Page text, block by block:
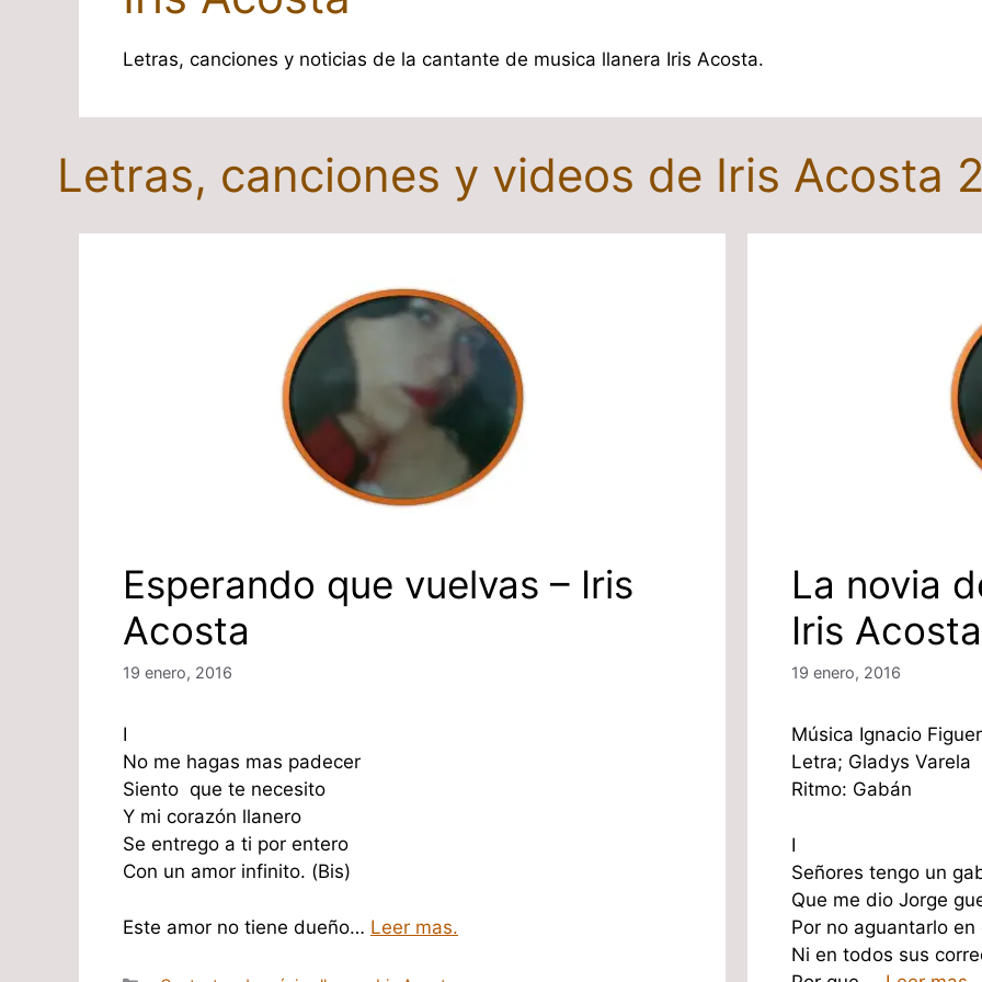
Letras, canciones y noticias de la cantante de musica llanera Iris Acosta.
Letras, canciones y videos de Iris Acosta
Esperando que vuelvas – Iris
Acosta
19 enero, 2016
I
No me hagas mas padecer
Siento que te necesito
Y mi corazón llanero
Se entrego a ti por entero
Con un amor infinito. (Bis)
Este amor no tiene dueño… Leer mas.
La novia
Iris Acosta
19 enero, 2016
Música Ignacio
Letra; Gladys Varela
Ritmo: Gabán
I
Señores tengo un
Que me dio Jorge
Por no aguantarlo en
Ni en todos sus